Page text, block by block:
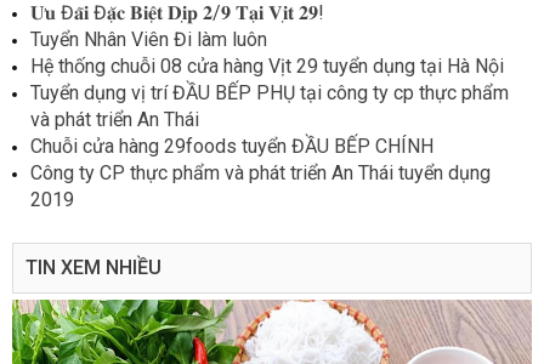
𝐔̛𝐮 Đ𝐚̃𝐢 Đ𝐚̣̆𝐜 𝐁𝐢𝐞̣̂𝐭 𝐃𝐢̣𝐩 𝟐/𝟗 𝐓𝐚̣𝐢 𝐕𝐢̣𝐭 𝟐𝟗!
Tuyển Nhân Viên Đi làm luôn
Hệ thống chuỗi 08 cửa hàng Vịt 29 tuyển dụng tại Hà Nội
Tuyển dụng vị trí ĐẦU BẾP PHỤ tại công ty cp thực phẩm
và phát triển An Thái
Chuỗi cửa hàng 29foods tuyển ĐẦU BẾP CHÍNH
Công ty CP thực phẩm và phát triển An Thái tuyển dụng
2019
TIN XEM NHIỀU